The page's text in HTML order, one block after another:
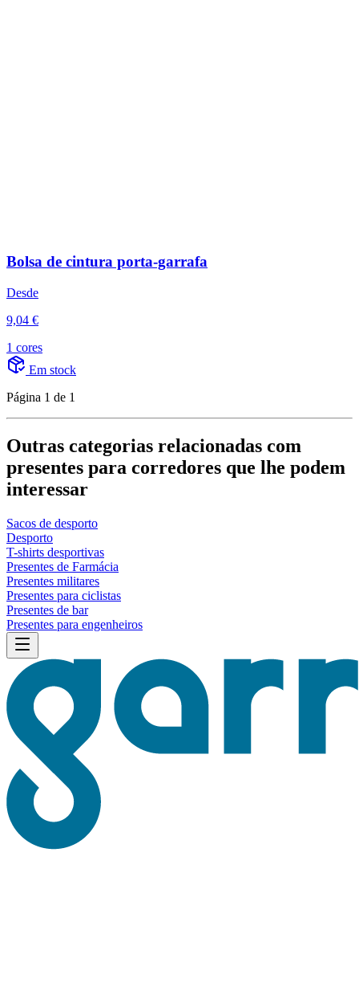
Bolsa de cintura porta-garrafa
Desde
9,04 €
1 cores
Em stock
Página 1 de 1
Outras categorias relacionadas com
presentes para corredores que lhe podem
interessar
Sacos de desporto
Desporto
T-shirts desportivas
Presentes de Farmácia
Presentes militares
Presentes para ciclistas
Presentes de bar
Presentes para engenheiros